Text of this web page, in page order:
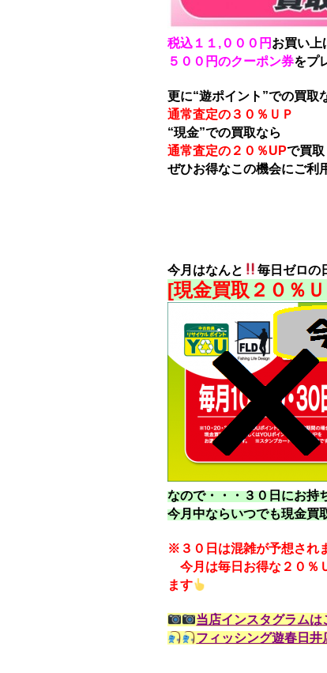
税込１１,０００円 お買い上
５００円のクーポン券をプ
更に“遊ポイント”での買取
通常査定の３０％ＵＰ
“現金”での買取なら
通常査定の２０％UPで買
ぜひお得なこの機会にご利
今月はなんと 毎日ゼロの
[現金買取２０％
なので・・・３０日にお持
今月中ならいつでも現金買
※３０日は混雑が予想され
今月は毎日お得な２０％
ます
当店インスタグラムは
フィッシング遊春日井